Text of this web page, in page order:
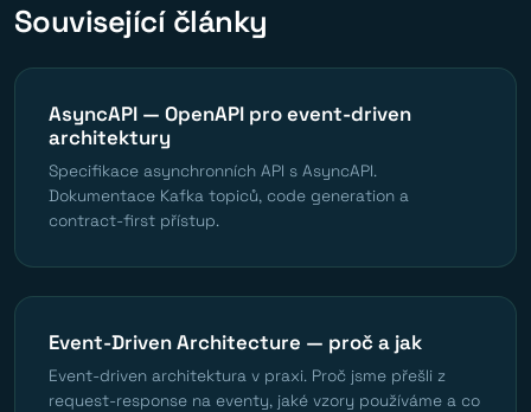
Související články
AsyncAPI — OpenAPI pro event-driven
architektury
Specifikace asynchronních API s AsyncAPI.
Dokumentace Kafka topiců, code generation a
contract-first přístup.
Event-Driven Architecture — proč a jak
Event-driven architektura v praxi. Proč jsme přešli z
request-response na eventy, jaké vzory používáme a co